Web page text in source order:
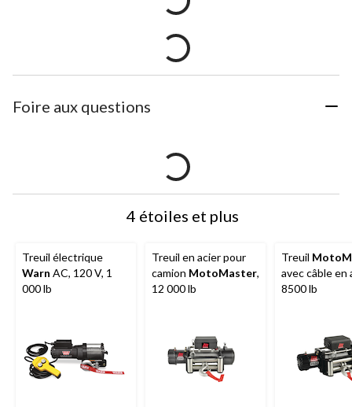
Foire aux questions
4 étoiles et plus
Treuil électrique
Warn AC, 120 V, 1
000 lb
Treuil en acier pour
camion MotoMaster,
12 000 lb
Treuil
avec câble en
8500 lb